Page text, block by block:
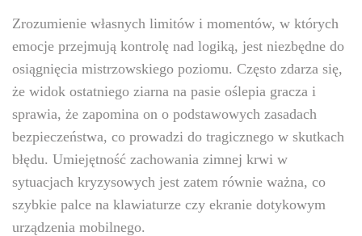
Zrozumienie własnych limitów i momentów, w których
emocje przejmują kontrolę nad logiką, jest niezbędne do
osiągnięcia mistrzowskiego poziomu. Często zdarza się,
że widok ostatniego ziarna na pasie oślepia gracza i
sprawia, że zapomina on o podstawowych zasadach
bezpieczeństwa, co prowadzi do tragicznego w skutkach
błędu. Umiejętność zachowania zimnej krwi w
sytuacjach kryzysowych jest zatem równie ważna, co
szybkie palce na klawiaturze czy ekranie dotykowym
urządzenia mobilnego.